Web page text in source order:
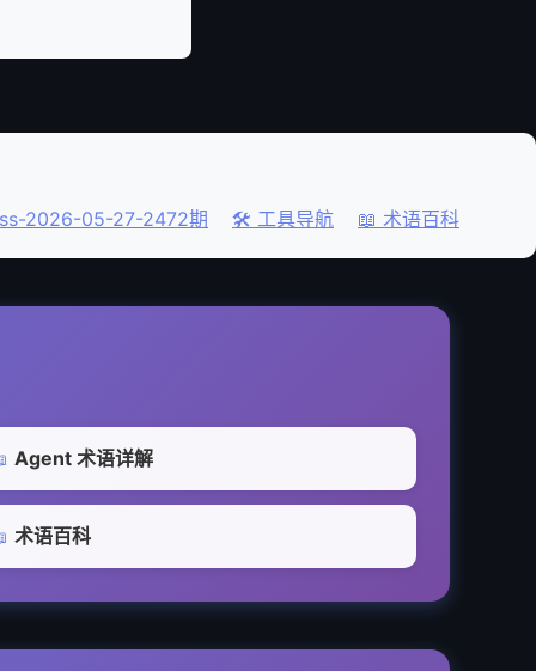
2026-05-27-2472期 🛠️ 工具导航 📖 术语百科
Agent 术语详解
术语百科